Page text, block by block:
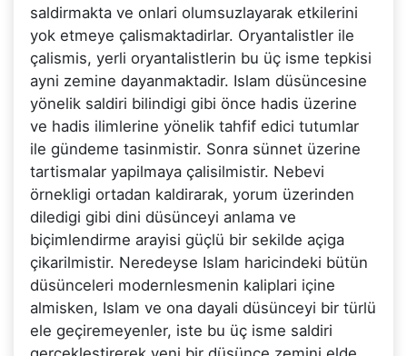
saldirmakta ve onlari olumsuzlayarak etkilerini
yok etmeye çalismaktadirlar. Oryantalistler ile
çalismis, yerli oryantalistlerin bu üç isme tepkisi
ayni zemine dayanmaktadir. Islam düsüncesine
yönelik saldiri bilindigi gibi önce hadis üzerine
ve hadis ilimlerine yönelik tahfif edici tutumlar
ile gündeme tasinmistir. Sonra sünnet üzerine
tartismalar yapilmaya çalisilmistir. Nebevi
örnekligi ortadan kaldirarak, yorum üzerinden
diledigi gibi dini düsünceyi anlama ve
biçimlendirme arayisi güçlü bir sekilde açiga
çikarilmistir. Neredeyse Islam haricindeki bütün
düsünceleri modernlesmenin kaliplari içine
almisken, Islam ve ona dayali düsünceyi bir türlü
ele geçiremeyenler, iste bu üç isme saldiri